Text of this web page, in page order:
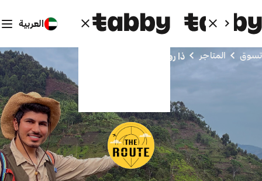
العربية
تسوق المتاجر ذا روت